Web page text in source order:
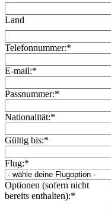
Land
Telefonnummer:*
E-mail:*
Passnummer:*
Nationalität:*
Gültig bis:*
Flug:*
Optionen (sofern nicht
bereits enthalten):*